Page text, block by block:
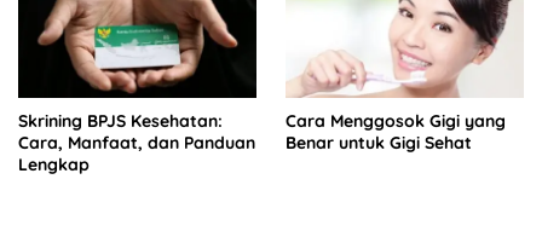
Skrining BPJS Kesehatan:
Cara, Manfaat, dan Panduan
Lengkap
Cara Menggosok Gigi yang
Benar untuk Gigi Sehat